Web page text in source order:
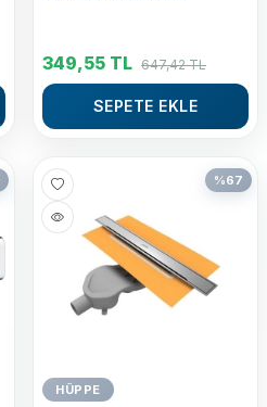
349,55 TL 647,42TL
SEPETE EKLE
%67
HÜPPE